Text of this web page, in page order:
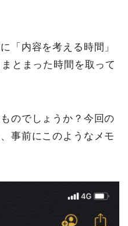
「内容を考える時間」
とまった時間を取って
のでしょうか？今回の
事前にこのようなメモ